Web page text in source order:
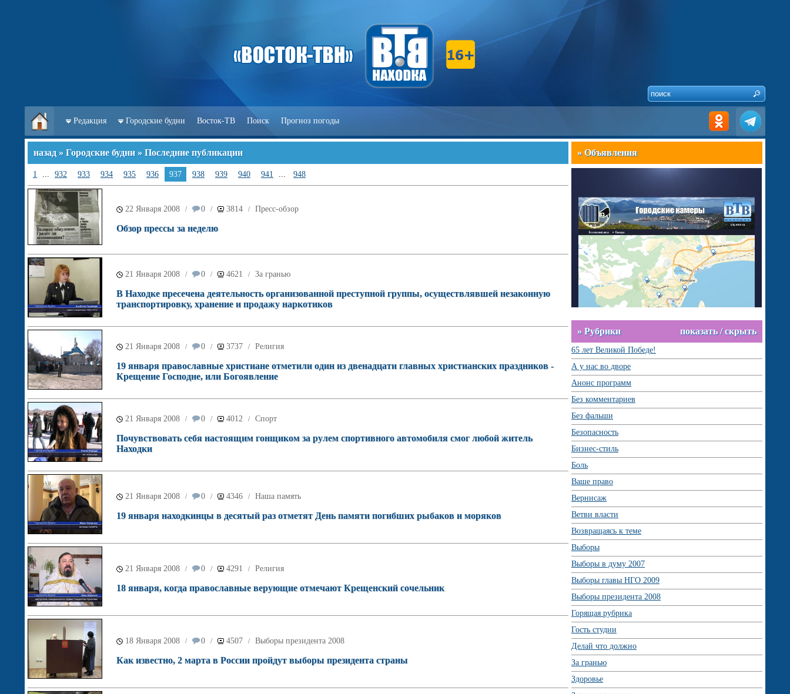
Редакция Городские будни Восток-ТВ Поиск Прогноз погоды
назад » Городские будни » Последние публикации
1 ... 932 933 934 935 936 937 938 939 940 941 ... 948
22 Января 2008 / 0 / 3814 / Пресс-обзор
Обзор прессы за неделю
21 Января 2008 / 0 / 4621 / За гранью
В Находке пресечена деятельность организованной преступной группы, осуществлявшей незаконную
транспортировку, хранение и продажу наркотиков
21 Января 2008 / 0 / 3737 / Религия
19 января православные христиане отметили один из двенадцати главных христианских праздников -
Крещение Господне, или Богоявление
21 Января 2008 / 0 / 4012 / Спорт
Почувствовать себя настоящим гонщиком за рулем спортивного автомобиля смог любой житель
Находки
21 Января 2008 / 0 / 4346 / Наша память
19 января находкинцы в десятый раз отметят День памяти погибших рыбаков и моряков
21 Января 2008 / 0 / 4291 / Религия
18 января, когда православные верующие отмечают Крещенский сочельник
18 Января 2008 / 0 / 4507 / Выборы президента 2008
Как известно, 2 марта в России пройдут выборы президента страны
» Объявления
» Рубрики показать / скрыть
65 лет Великой Победе!
А у нас во дворе
Анонс программ
Без комментариев
Без фальши
Безопасность
Бизнес-стиль
Боль
Ваше право
Вернисаж
Ветви власти
Возвращаясь к теме
Выборы
Выборы в думу 2007
Выборы главы НГО 2009
Выборы президента 2008
Горящая рубрика
Гость студии
Делай что должно
За гранью
Здоровье